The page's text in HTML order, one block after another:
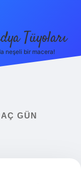
Tüyoları
neşeli bir macera!
GÜN